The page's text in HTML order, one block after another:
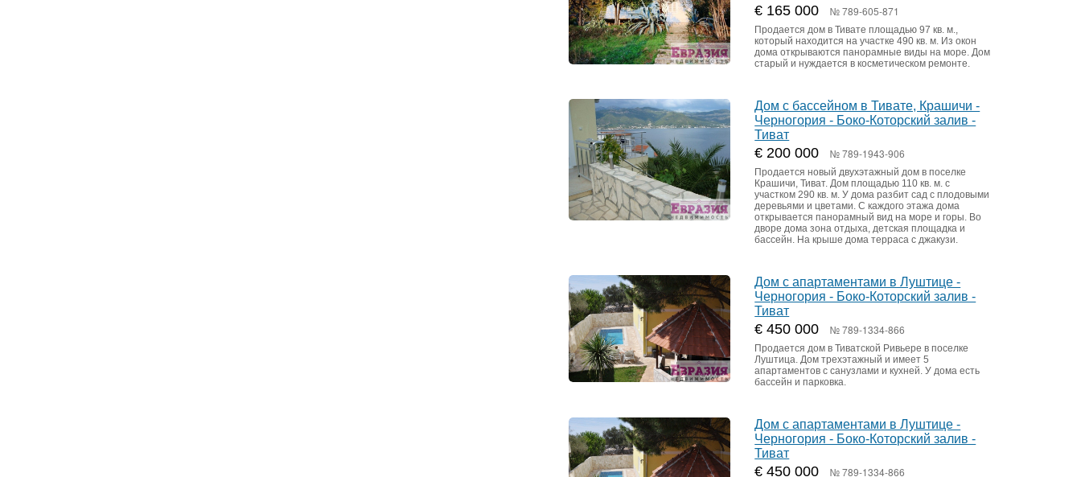
€ 165 000 № 789-605-871
Продается дом в Тивате площадью 97 кв. м.,
который находится на участке 490 кв. м. Из окон
дома открываются панорамные виды на море. Дом
старый и нуждается в косметическом ремонте.
Дом с бассейном в Тивате, Крашичи -
Черногория - Боко-Которский залив -
Тиват
€ 200 000 № 789-1943-906
Продается новый двухэтажный дом в поселке
Крашичи, Тиват. Дом площадью 110 кв. м. с
участком 290 кв. м. У дома разбит сад с плодовыми
деревьями и цветами. С каждого этажа дома
открывается панорамный вид на море и горы. Во
дворе дома зона отдыха, детская площадка и
бассейн. На крыше дома терраса с джакузи.
Дом с апартаментами в Луштице -
Черногория - Боко-Которский залив -
Тиват
€ 450 000 № 789-1334-866
Продается дом в Тиватской Ривьере в поселке
Луштица. Дом трехэтажный и имеет 5
апартаментов с санузлами и кухней. У дома есть
бассейн и парковка.
Дом с апартаментами в Луштице -
Черногория - Боко-Которский залив -
Тиват
€ 450 000 № 789-1334-866